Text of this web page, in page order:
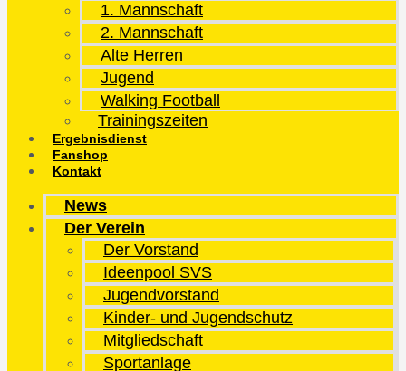
1. Mannschaft
2. Mannschaft
Alte Herren
Jugend
Walking Football
Trainingszeiten
Ergebnisdienst
Fanshop
Kontakt
News
Der Verein
Der Vorstand
Ideenpool SVS
Jugendvorstand
Kinder- und Jugendschutz
Mitgliedschaft
Sportanlage